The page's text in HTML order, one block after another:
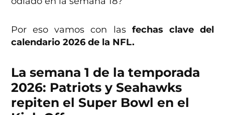
Por eso vamos con las fechas clave del
calendario 2026 de la NFL.
La semana 1 de la temporada
2026: Patriots y Seahawks
repiten el Super Bowl en el